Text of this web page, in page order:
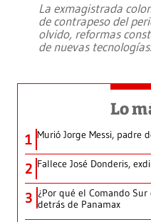
La exmagistrada
de contrapeso del
olvido, reformas
de nuevas tecnologías
Lo
1 Murió Jorge Messi, padre
2 Fallece José Donderis,
3 ¿Por qué el Comando
detrás de Panamax